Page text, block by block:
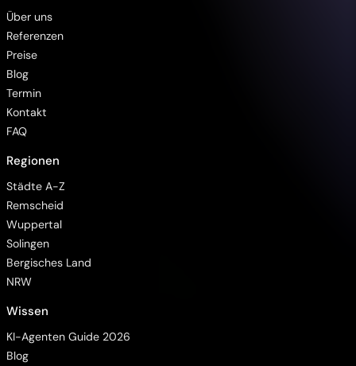
Über uns
Referenzen
Preise
Blog
Termin
Kontakt
FAQ
Regionen
Städte A-Z
Remscheid
Wuppertal
Solingen
Bergisches Land
NRW
Wissen
KI-Agenten Guide 2026
Blog
Barrierefreiheit
Animationen pausieren